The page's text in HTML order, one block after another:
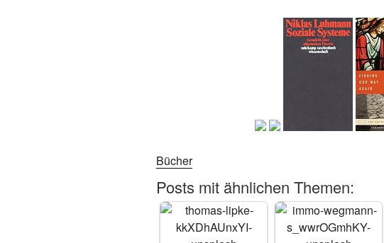
Bücher
Posts mit ähnlichen Themen: